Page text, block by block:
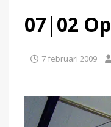
07|02
7 februari 2009